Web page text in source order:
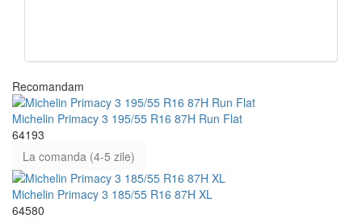
Recomandam
Michelin Primacy 3 195/55 R16 87H Run Flat
64193
La comanda (4-5 zile)
Michelin Primacy 3 185/55 R16 87H XL
64580